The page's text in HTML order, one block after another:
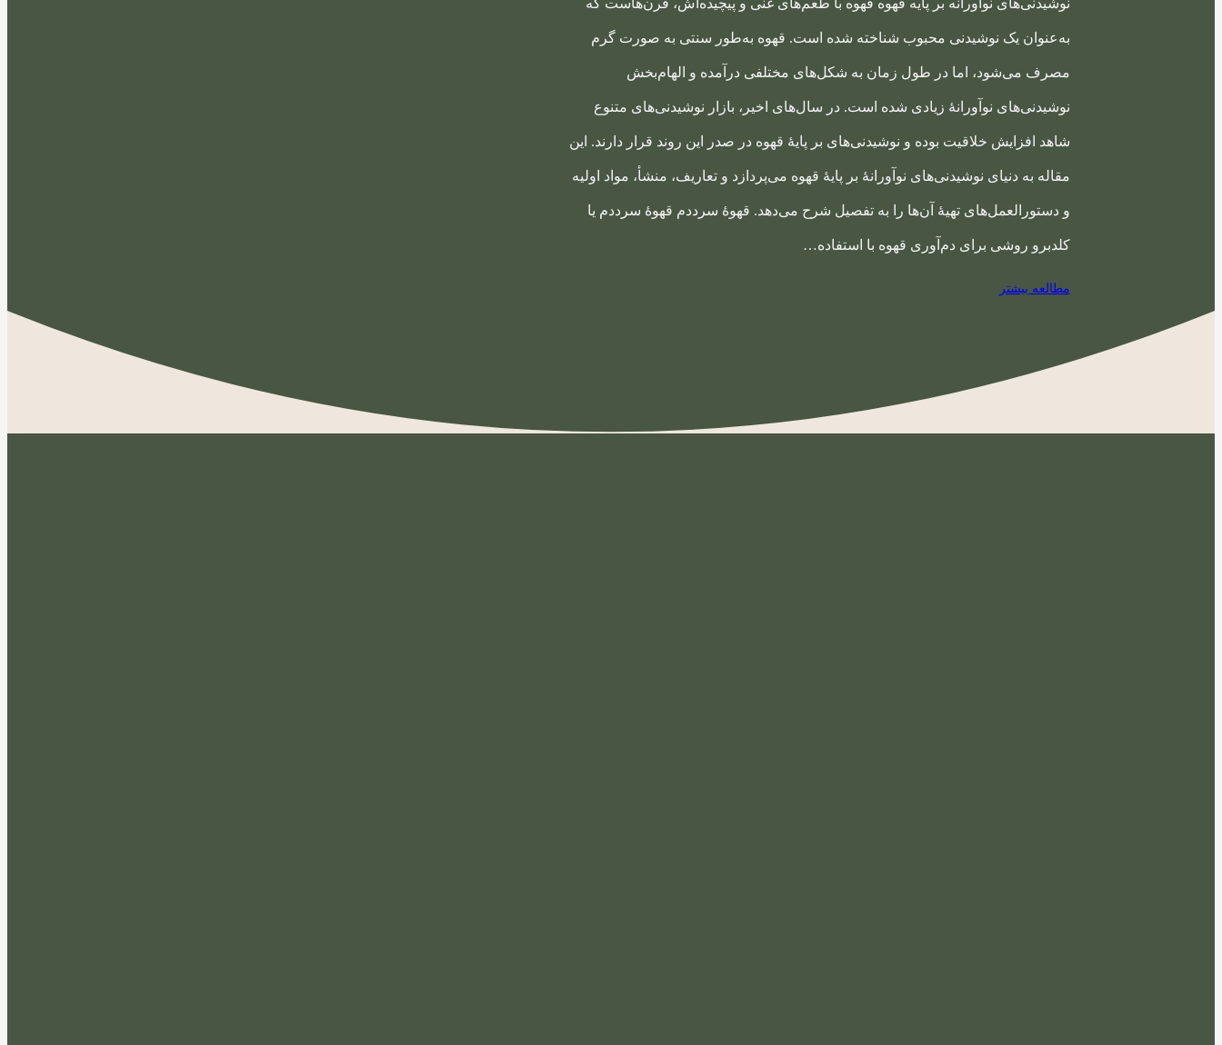
نوشیدنی‌های نوآورانه بر پایه قهوه قهوه با طعم‌های غنی و پیچیده‌اش، قرن‌هاست که
به‌عنوان یک نوشیدنی محبوب شناخته شده است. قهوه به‌طور سنتی به صورت گرم
مصرف می‌شود، اما در طول زمان به شکل‌های مختلفی درآمده و الهام‌بخش
نوشیدنی‌های نوآورانهٔ زیادی شده است. در سال‌های اخیر، بازار نوشیدنی‌های متنوع
شاهد افزایش خلاقیت بوده و نوشیدنی‌های بر پایهٔ قهوه در صدر این روند قرار دارند. این
مقاله به دنیای نوشیدنی‌های نوآورانهٔ بر پایهٔ قهوه می‌پردازد و تعاریف، منشأ، مواد اولیه
و دستورالعمل‌های تهیهٔ آن‌ها را به تفصیل شرح می‌دهد. قهوهٔ سرددم قهوهٔ سرددم یا
کلدبرو روشی برای دم‌آوری قهوه با استفاده…
مطالعه بیشتر